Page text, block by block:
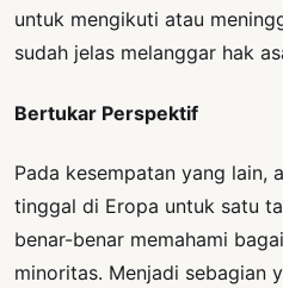
untuk mengikuti atau
sudah jelas melanggar hak
Bertukar Perspektif
Pada kesempatan yang lain,
tinggal di Eropa untuk satu
benar-benar memahami
minoritas. Menjadi sebagian